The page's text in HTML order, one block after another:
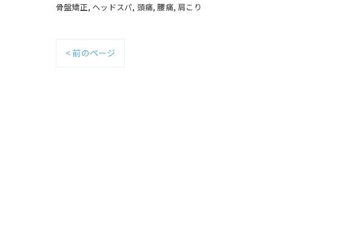
骨盤矯正 ヘッドスパ 頭痛 腰痛 肩こり
< 前のページ